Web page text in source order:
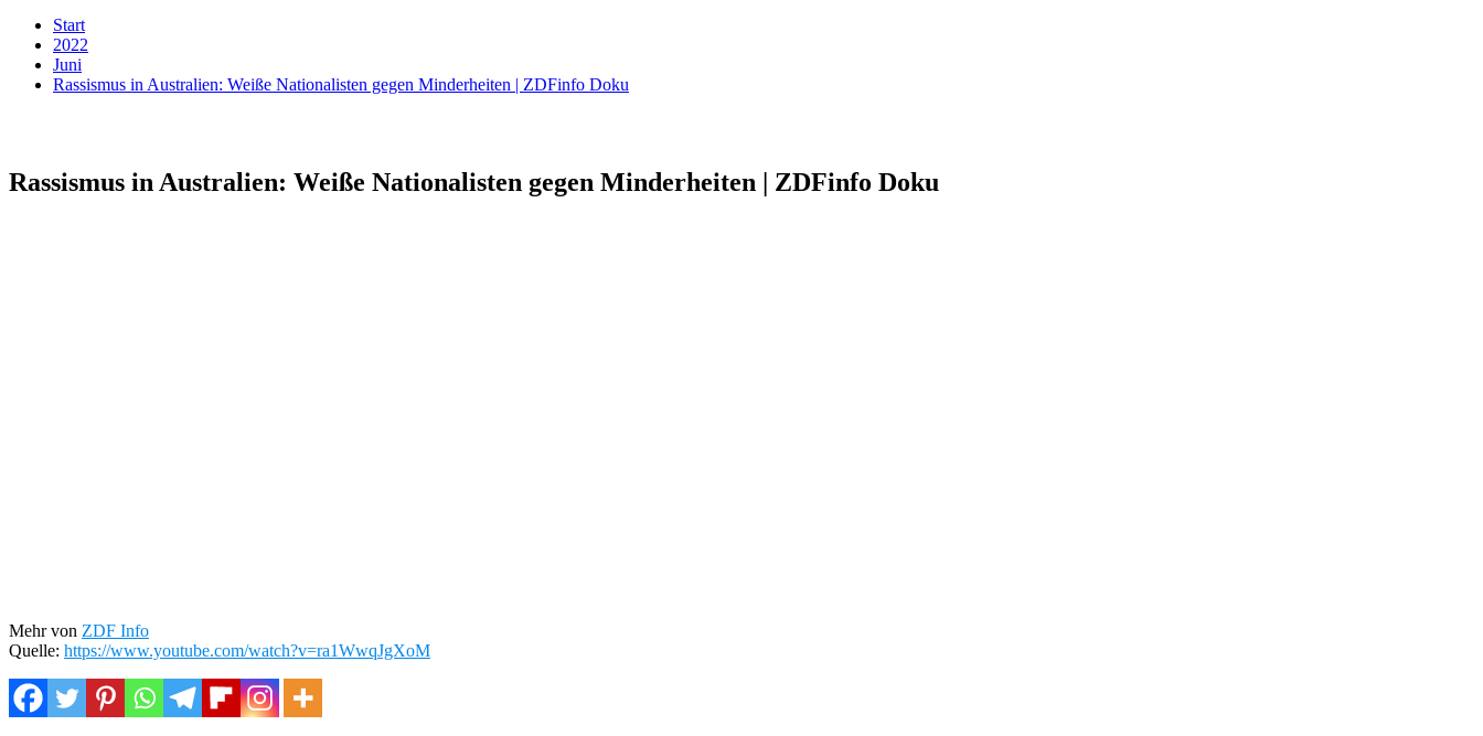
Start
2022
Juni
Rassismus in Australien: Weiße Nationalisten gegen Minderheiten | ZDFinfo Doku
Rassismus in Australien: Weiße Nationalisten gegen Minderheiten | ZDFinfo Doku
Mehr von ZDF Info
Quelle: https://www.youtube.com/watch?v=ra1WwqJgXoM